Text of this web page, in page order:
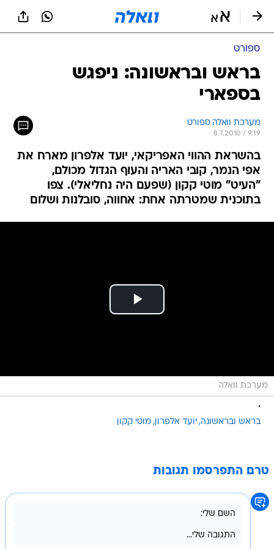
ספורט
בראש ובראשונה: ניפגש
בספארי
מערכת וואלה ספורט
8.7.2010 / 9:19
בהשראת ההווי האפריקאי, יועד אלפרון מארח את
אפי הנמר, קובי האריה והעוף הגדול מכולם,
"העיט" מוטי קקון (שפעם היה נחליאלי). צפו
בתוכנית שמטרתה אחת: אחווה, סובלנות ושלום
מערכת וואלה
.
בראש ובראשונה יועד אלפרון מוטי קקון
טרם התפרסמו תגובות